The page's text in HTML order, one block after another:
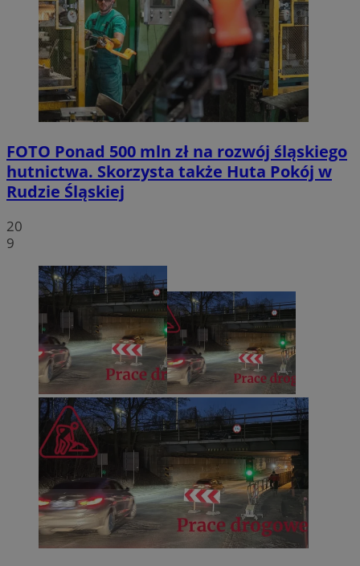
FOTO Ponad 500 mln zł na rozwój śląskiego
hutnictwa. Skorzysta także Huta Pokój w
Rudzie Śląskiej
20
9